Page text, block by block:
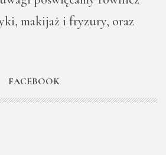
makijaż i fryzury, oraz
FACEBOOK